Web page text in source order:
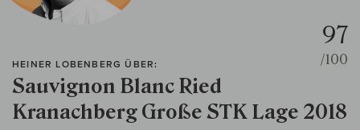
HEINER LOBENBERG ÜBER:
Sauvignon Blanc Ried
Kranachberg Große STK Lage 2018
97
/100